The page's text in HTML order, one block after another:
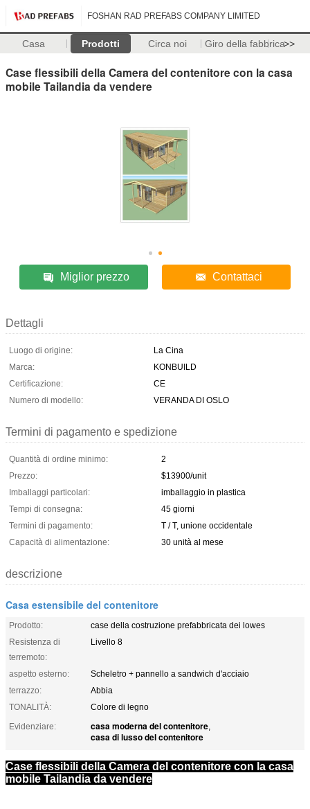
FOSHAN RAD PREFABS COMPANY LIMITED
Casa Prodotti Circa noi Giro della fabbrica>>
Case flessibili della Camera del contenitore con la casa
mobile Tailandia da vendere
Miglior prezzo Contattaci
Dettagli
Luogo di origine:
La Cina
Marca:
KONBUILD
Certificazione:
CE
Numero di modello:
VERANDA DI OSLO
Termini di pagamento e spedizione
Quantità di ordine minimo:
2
Prezzo:
$13900/unit
Imballaggi particolari:
imballaggio in plastica
Tempi di consegna:
45 giorni
Termini di pagamento:
T / T, unione occidentale
Capacità di alimentazione:
30 unità al mese
descrizione
Casa estensibile del contenitore
Prodotto:
case della costruzione prefabbricata dei lowes
Resistenza di
terremoto:
Livello 8
aspetto esterno:
Scheletro + pannello a sandwich d'acciaio
terrazzo:
Abbia
TONALITÀ:
Colore di legno
Evidenziare:
casa moderna del contenitore,
casa di lusso del contenitore
Case flessibili della Camera del contenitore con la casa
mobile Tailandia da vendere